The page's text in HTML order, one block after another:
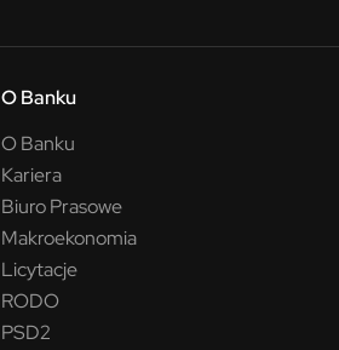
O Banku
O Banku
Kariera
Biuro Prasowe
Makroekonomia
Licytacje
RODO
PSD2